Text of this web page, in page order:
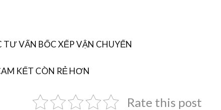
VẤN BỐC XẾP VẬN CHUYỂN
KẾT CÒN RẺ HƠN
Rate this post